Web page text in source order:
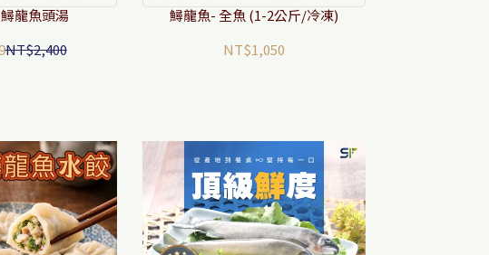
度的好禮
龍魚頭湯
NT$2,400
淨、爆量膠原的震撼滋補。
鱘龍魚- 全魚 (1-2公斤/冷凍)
NT$1,050